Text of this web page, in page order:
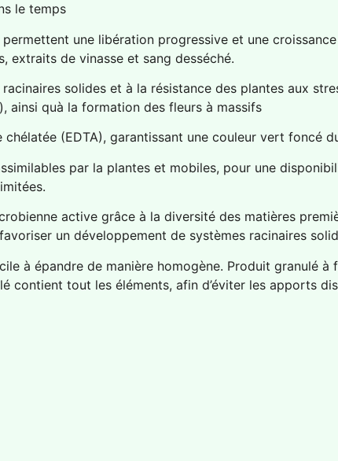
le temps
une libération progressive et une
extraits de vinasse et sang desséché.
solides et à la résistance des plantes aux
ainsi quà la formation des fleurs à massifs
(EDTA), garantissant une couleur vert foncé
par la plantes et mobiles, pour une
active grâce à la diversité des matières
un développement de systèmes racinaires
à épandre de manière homogène. Produit granulé
contient tout les éléments, afin d’éviter les apports